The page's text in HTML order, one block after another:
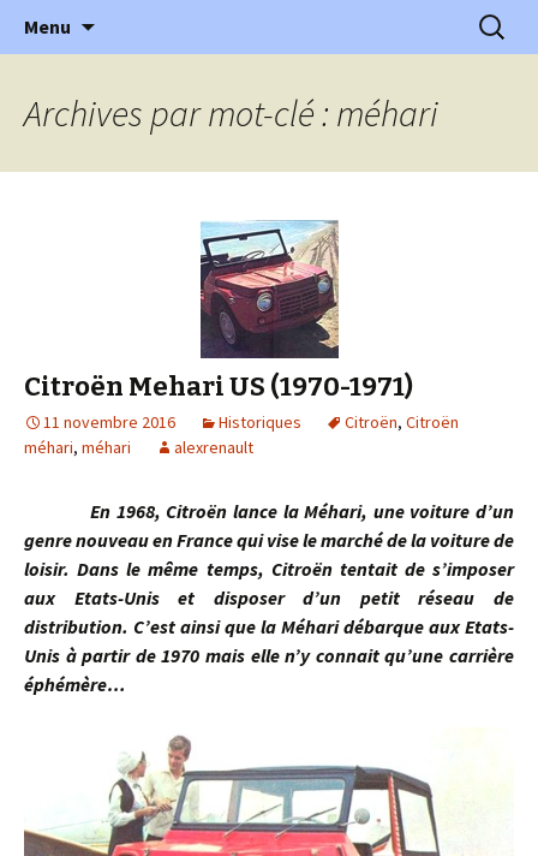
l'Automobile Ancienne
l'automobile ancienne : articles, historiques
…
Menu
Archives par mot-clé : méhari
Citroën Mehari US (1970-1971)
11 novembre 2016 Historiques Citroën, Citroën
méhari, méhari alexrenault
En 1968, Citroën lance la Méhari, une voiture d’un
genre nouveau en France qui vise le marché de la voiture de
loisir. Dans le même temps, Citroën tentait de s’imposer
aux Etats-Unis et disposer d’un petit réseau de
distribution. C’est ainsi que la Méhari débarque aux Etats-
Unis à partir de 1970 mais elle n’y connait qu’une carrière
éphémère…